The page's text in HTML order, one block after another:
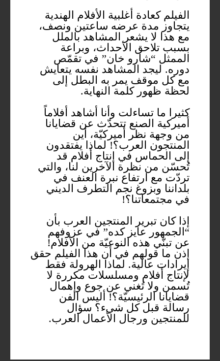
الفيلم كعادة أغلبية الأفلام الهندية
يتجاوز مدة عرضه ساعتين ونصف،
مع هذا لا يشعر المشاهد بالملل
بسبب تلاحق الأحداث، وبراعة
الممثل “شارو خان” في تقمّص
دوره. ليجد المشاهد نفسه يتعايش
مع كل موقف يمر به البطل إلى
لحظة ظهور كلمة النهاية.
كثيرا ما تساءلت وأنا أشاهد أفلاماً
أميركية الصنع تتحدّث عن قضايانا
من وجهة نظر أميركيّة، أين
المنتجون العرب؟! لماذا يفتقدون
إلى الحماس في إنتاج أفلام قد
تُحسّن من نظرة الآخرين لنا، والتي
تردّت مع ارتفاع نبرة العنف في
بلداننا وبزوغ نجم التطرف الديني
في مجتمعاتنا؟!
إذا كان تبرير المنتجين العرب بأن
“الجمهور عايز كده” في عزوفهم
عن تبنّي هذه النوعيّة من الأفلام!
إذن ما قولهم في أن هذا الفيلم حقق
إيرادات عالية. لماذا الهرولة فقط
لإنتاج أفلام ومسلسلات مكررة لا
تُسمن ولا تُغني عن جوع وإهمال
قضايانا الرئيسيّة؟! أليس الفن
رسالة قبل كل شيء؟ سؤال
للمنتجين ورجال الأعمال العرب.